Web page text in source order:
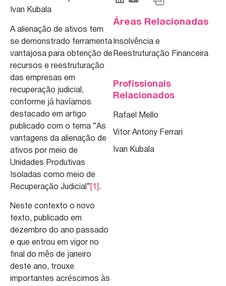
Ivan Kubala
A alienação de ativos tem
se demonstrado ferramenta
vantajosa para obtenção de
recursos e reestruturação
das empresas em
recuperação judicial,
conforme já havíamos
destacado em artigo
publicado com o tema “As
vantagens da alienação de
ativos por meio de
Unidades Produtivas
Isoladas como meio de
Recuperação Judicial” [1] .
Neste contexto o novo
texto, publicado em
dezembro do ano passado
e que entrou em vigor no
final do mês de janeiro
deste ano, trouxe
importantes acréscimos às
Áreas Relacionadas
Insolvência e
Reestruturação Financeira
Profissionais
Relacionados
Rafael Mello
Vitor Antony Ferrari
Ivan Kubala